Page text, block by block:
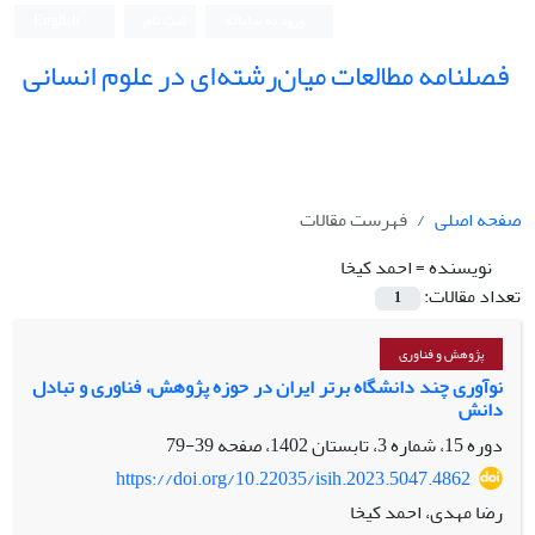
فصلنامه مطالعات میان‌رشته‌ای در علوم انسانی
صفحه اصلی
فهرست مقالات
نویسنده =احمد کیخا
تعداد مقالات:
1
پژوهش و فناوری
نوآوری چند دانشگاه برتر ایران در حوزه پژوهش، فناوری و تبادل
دانش
دوره 15، شماره 3، تابستان 1402، صفحه
39-79
https://doi.org/10.22035/isih.2023.5047.4862
رضا مهدی، احمد کیخا